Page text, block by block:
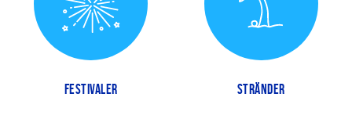
FESTIVALER STRÄNDER